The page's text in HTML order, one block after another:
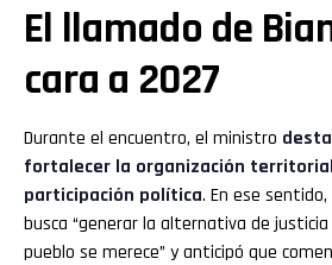
El llamado de
cara a 2027
Durante el encuentro, el ministro
fortalecer la organización
participación política. En ese
busca “generar la alternativa de
pueblo se merece” y anticipó que